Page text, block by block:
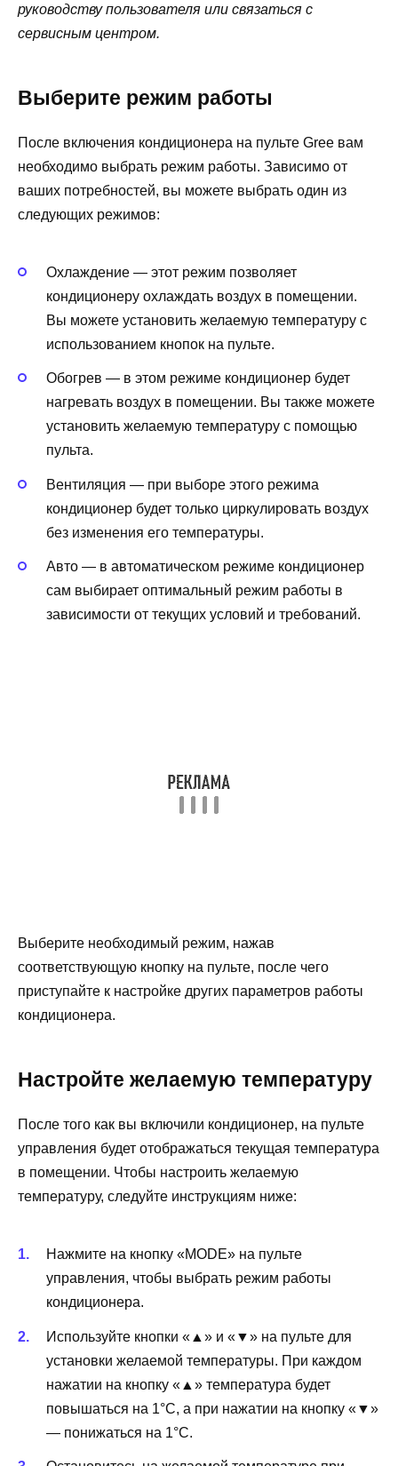
руководству пользователя или связаться с
сервисным центром.
Выберите режим работы
После включения кондиционера на пульте Gree вам
необходимо выбрать режим работы. Зависимо от
ваших потребностей, вы можете выбрать один из
следующих режимов:
Охлаждение — этот режим позволяет
кондиционеру охлаждать воздух в помещении.
Вы можете установить желаемую температуру с
использованием кнопок на пульте.
Обогрев — в этом режиме кондиционер будет
нагревать воздух в помещении. Вы также можете
установить желаемую температуру с помощью
пульта.
Вентиляция — при выборе этого режима
кондиционер будет только циркулировать воздух
без изменения его температуры.
Авто — в автоматическом режиме кондиционер
сам выбирает оптимальный режим работы в
зависимости от текущих условий и требований.
Выберите необходимый режим, нажав
соответствующую кнопку на пульте, после чего
приступайте к настройке других параметров работы
кондиционера.
Настройте желаемую температуру
После того как вы включили кондиционер, на пульте
управления будет отображаться текущая температура
в помещении. Чтобы настроить желаемую
температуру, следуйте инструкциям ниже:
Нажмите на кнопку «MODE» на пульте
управления, чтобы выбрать режим работы
кондиционера.
Используйте кнопки «▲» и «▼» на пульте для
установки желаемой температуры. При каждом
нажатии на кнопку «▲» температура будет
повышаться на 1°C, а при нажатии на кнопку «▼»
— понижаться на 1°C.